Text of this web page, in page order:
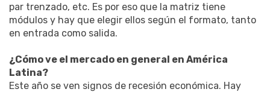
par trenzado, etc. Es por eso que la matriz tiene
módulos y hay que elegir ellos según el formato, tanto
en entrada como salida.
¿Cómo ve el mercado en general en América
Latina?
Este año se ven signos de recesión económica. Hay